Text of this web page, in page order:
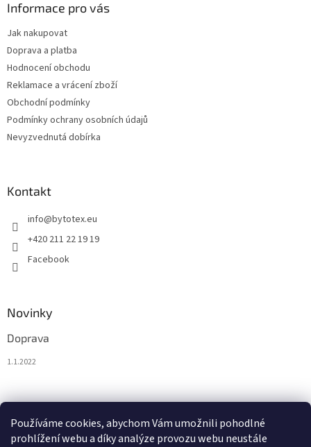
Používáme cookies, abychom Vám umožnili pohodlné
prohlížení webu a díky analýze provozu webu neustále
Informace pro vás
Jak nakupovat
Doprava a platba
Hodnocení obchodu
Reklamace a vrácení zboží
Obchodní podmínky
Podmínky ochrany osobních údajů
Nevyzvednutá dobírka
Kontakt
info@bytotex.eu
+420 211 22 19 19
Facebook
Novinky
Doprava
1.1.2022
0KS /0 €